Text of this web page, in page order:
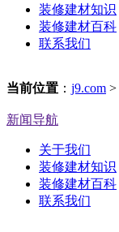
装修建材知识
装修建材百科
联系我们
当前位置 ： j9.com >
新闻导航
关于我们
装修建材知识
装修建材百科
联系我们